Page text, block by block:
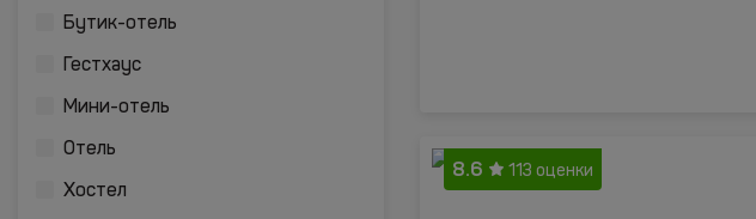
Бутик-отель
Гестхаус
Мини-отель
Отель
Хостел
8.6 113 оценки